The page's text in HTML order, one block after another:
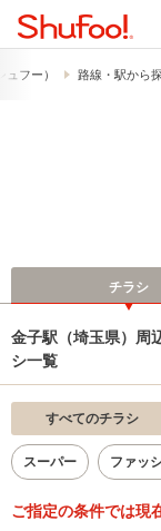
フー） 路線・駅から
チラシ
金子駅（埼玉県）周
シ一覧
すべてのチラシ
スーパー ファッ
ご指定の条件では現